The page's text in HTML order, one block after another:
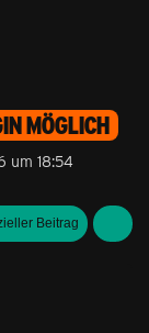
MÖGLICH
um 18:54
Beitrag